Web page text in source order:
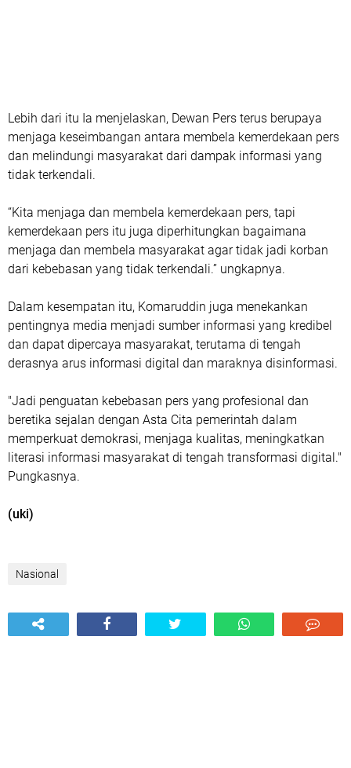
Lebih dari itu Ia menjelaskan, Dewan Pers terus berupaya
menjaga keseimbangan antara membela kemerdekaan pers
dan melindungi masyarakat dari dampak informasi yang
tidak terkendali.
“Kita menjaga dan membela kemerdekaan pers, tapi
kemerdekaan pers itu juga diperhitungkan bagaimana
menjaga dan membela masyarakat agar tidak jadi korban
dari kebebasan yang tidak terkendali.” ungkapnya.
Dalam kesempatan itu, Komaruddin juga menekankan
pentingnya media menjadi sumber informasi yang kredibel
dan dapat dipercaya masyarakat, terutama di tengah
derasnya arus informasi digital dan maraknya disinformasi.
"Jadi penguatan kebebasan pers yang profesional dan
beretika sejalan dengan Asta Cita pemerintah dalam
memperkuat demokrasi, menjaga kualitas, meningkatkan
literasi informasi masyarakat di tengah transformasi digital."
Pungkasnya.
(uki)
Nasional